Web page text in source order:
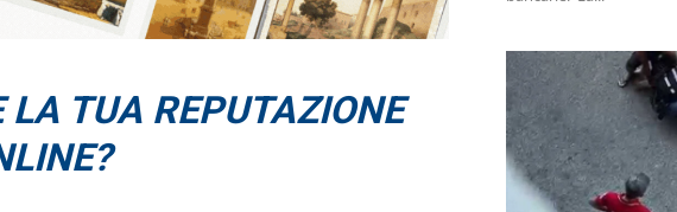
LA TUA REPUTAZIONE